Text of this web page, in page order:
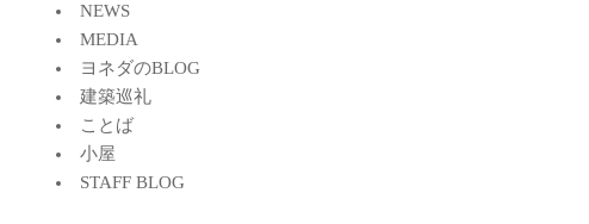
NEWS
MEDIA
ヨネダのBLOG
建築巡礼
ことば
小屋
STAFF BLOG